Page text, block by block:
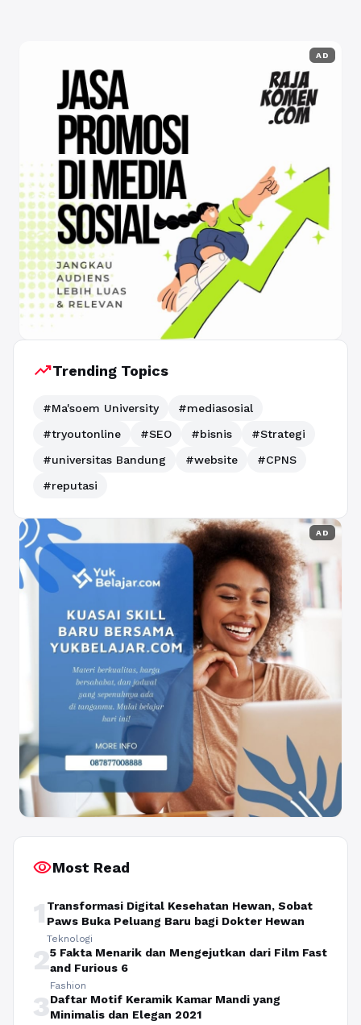
AD
trending_upTrending Topics
#Ma'soem University
#mediasosial
#tryoutonline
#SEO #bisnis
#Strategi
#universitas Bandung
#website
#CPNS
#reputasi
AD
visibilityMost Read
1 Transformasi Digital Kesehatan Hewan, Sobat
Paws Buka Peluang Baru bagi Dokter Hewan
Teknologi
25 Fakta Menarik dan Mengejutkan dari Film Fast
and Furious 6
Fashion
3Daftar Motif Keramik Kamar Mandi yang
Minimalis dan Elegan 2021